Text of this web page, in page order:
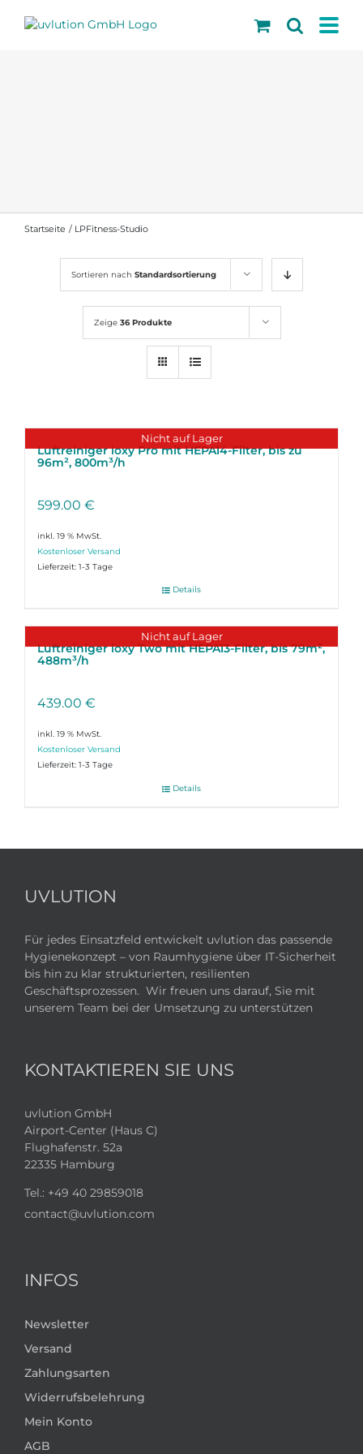
Startseite LPFitness-Studio
Sortieren nach Standardsortierung
Zeige 36 Produkte
Nicht auf Lager
Luftreiniger ioxy Pro mit HEPA14-Filter, bis zu
96m², 800m³/h
599.00 €
inkl. 19 % MwSt.
Lieferzeit: 1-3 Tage
Details
Nicht auf Lager
Luftreiniger ioxy Two mit HEPA13-Filter, bis 79m²,
488m³/h
439.00 €
inkl. 19 % MwSt.
Lieferzeit: 1-3 Tage
Details
UVLUTION
Für jedes Einsatzfeld entwickelt uvlution das passende
Hygienekonzept – von Raumhygiene über IT-Sicherheit
bis hin zu klar strukturierten, resilienten
Geschäftsprozessen. Wir freuen uns darauf, Sie mit
unserem Team bei der Umsetzung zu unterstützen
KONTAKTIEREN SIE UNS
uvlution GmbH
Airport-Center (Haus C)
Flughafenstr. 52a
22335 Hamburg
Tel.: +49 40 29859018
contact@uvlution.com
INFOS
Newsletter
Versand
Zahlungsarten
Widerrufsbelehrung
Mein Konto
AGB